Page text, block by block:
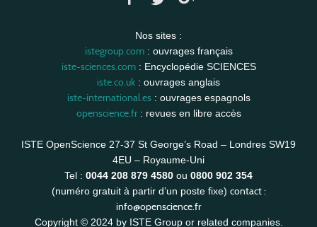
Nos sites :
istegroup.com: ouvrages français
iste-sciences.com: Encyclopédie SCIENCES
iste.co.uk : ouvrages anglais
iste-international.es: ouvrages espagnols
openscience.fr: revues en libre accès
ISTE OpenScience 27-37 St George’s Road – Londres SW19
4EU – Royaume-Uni
Tel : 0044 208 879 4580 ou 0800 902 354
(numéro gratuit à partir d’un poste fixe) contact :
info@openscience.fr
Copyright © 2024 by ISTE Group or related companies.